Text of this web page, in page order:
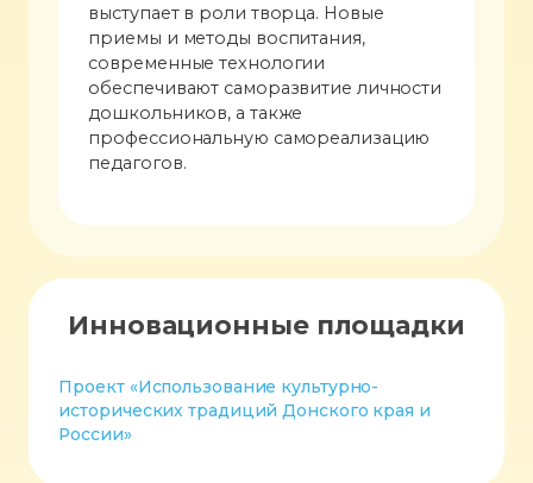
выступает в роли творца. Новые
приемы и методы воспитания,
современные технологии
обеспечивают саморазвитие личности
дошкольников, а также
профессиональную самореализацию
педагогов.
Инновационные площадки
Проект «Использование культурно-
исторических традиций Донского края и
России»